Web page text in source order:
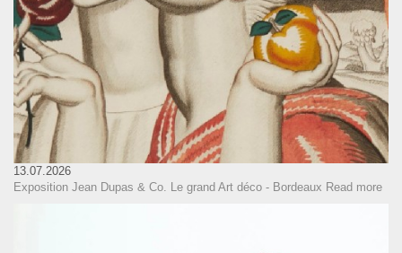
13.07.2026
Exposition Jean Dupas & Co. Le grand Art déco - Bordeaux Read more